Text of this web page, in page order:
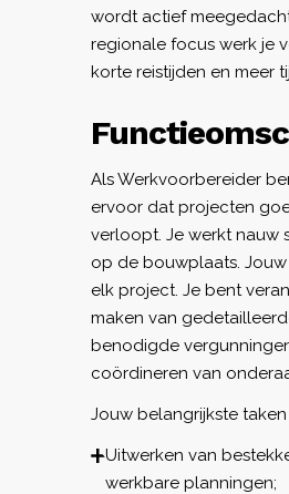
wordt actief
regionale focus werk je
korte reistijden en meer
Als Werkvoorbereider
ervoor dat projecten
verloopt. Je werkt nauw
op de bouwplaats.
elk project. Je bent
maken van
benodigde
coördineren van
Jouw belangrijkste taken
Uitwerken van
werkbare planningen;